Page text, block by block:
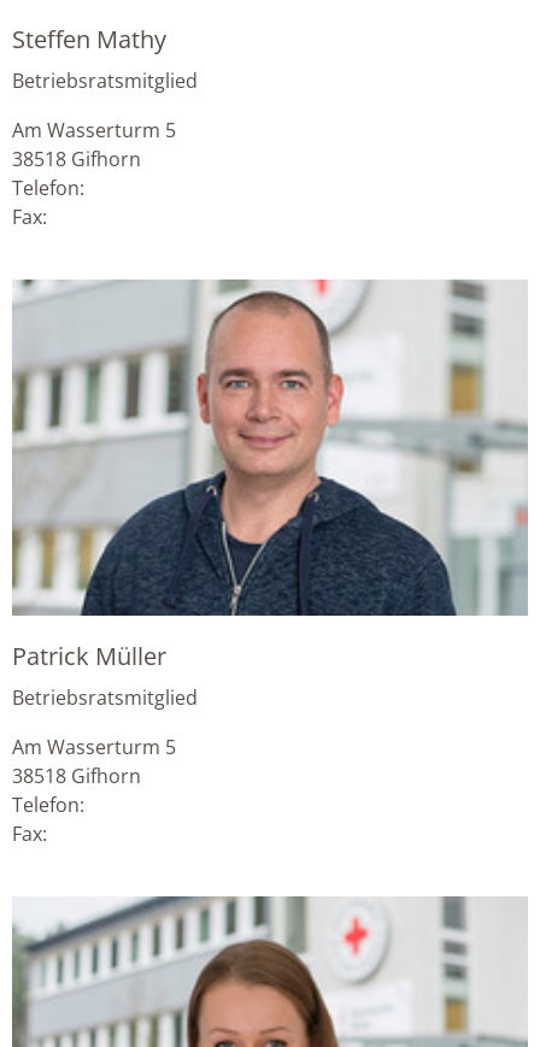
Steffen Mathy
Betriebsratsmitglied
Am Wasserturm 5
38518 Gifhorn
Telefon:
Fax:
Patrick Müller
Betriebsratsmitglied
Am Wasserturm 5
38518 Gifhorn
Telefon:
Fax: